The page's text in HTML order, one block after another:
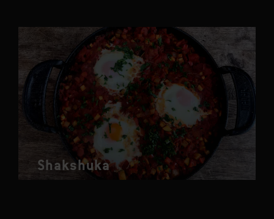
Shakshuka